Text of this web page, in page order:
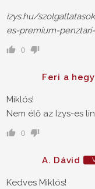
izys.hu/
es-premium-
0
Feri a
Miklós!
Nem élő az Izys-es
0
A. Dávid
Kedves Miklós!